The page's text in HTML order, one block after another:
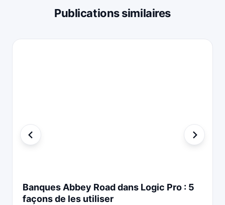
Publications similaires
Banques Abbey Road dans Logic Pro : 5
façons de les utiliser